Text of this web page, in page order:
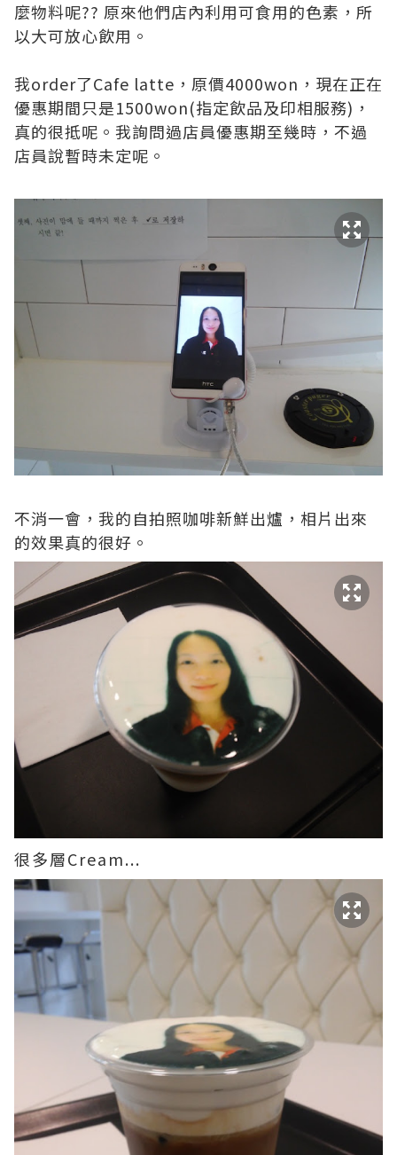
麼物料呢?? 原來他們店內利用可食用的色素，所
以大可放心飲用。
我order了Cafe latte，原價4000won，現在正在
優惠期間只是1500won(指定飲品及印相服務)，
真的很抵呢。我詢問過店員優惠期至幾時，不過
店員說暫時未定呢。
不消一會，我的自拍照咖啡新鮮出爐，相片出來
的效果真的很好。
很多層Cream...